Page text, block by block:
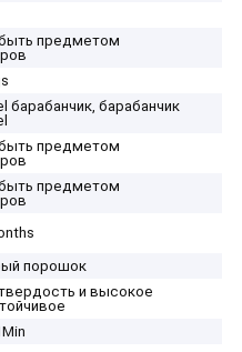
предметом
барабанчик, барабанчик
предметом
предметом
порошок
и высокое